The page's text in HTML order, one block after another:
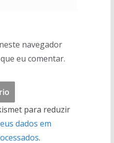
navegador
eu comentar.
para reduzir
dados em
.